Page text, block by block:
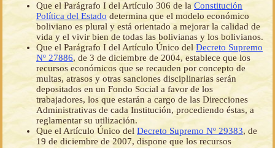
Que el Parágrafo I del Artículo 306 de la Constitución
Política del Estado determina que el modelo económico
boliviano es plural y está orientado a mejorar la calidad de
vida y el vivir bien de todas las bolivianas y los bolivianos.
Que el Parágrafo I del Artículo Único del Decreto Supremo
Nº 27886, de 3 de diciembre de 2004, establece que los
recursos económicos que se recauden por concepto de
multas, atrasos y otras sanciones disciplinarias serán
depositados en un Fondo Social a favor de los
trabajadores, los que estarán a cargo de las Direcciones
Administrativas de cada Institución, procediendo éstas, a
reglamentar su utilización.
Que el Artículo Único del Decreto Supremo Nº 29383, de
19 de diciembre de 2007, dispone que los recursos